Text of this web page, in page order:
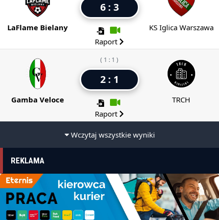
LaFlame Bielany
6 : 3
Raport
KS Iglica Warszawa
Gamba Veloce
( 1 : 1 )
2 : 1
Raport
TRCH
Wczytaj wszystkie wyniki
REKLAMA